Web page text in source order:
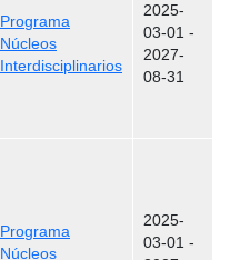
Programa
Núcleos
Interdisciplinarios
2025-
03-01 -
2027-
08-31
Programa
Núcleos
2025-
03-01 -